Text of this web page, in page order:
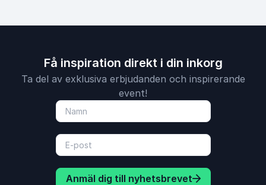
Få inspiration direkt i din inkorg
Ta del av exklusiva erbjudanden och inspirerande
event!
Anmäl dig till nyhetsbrevet